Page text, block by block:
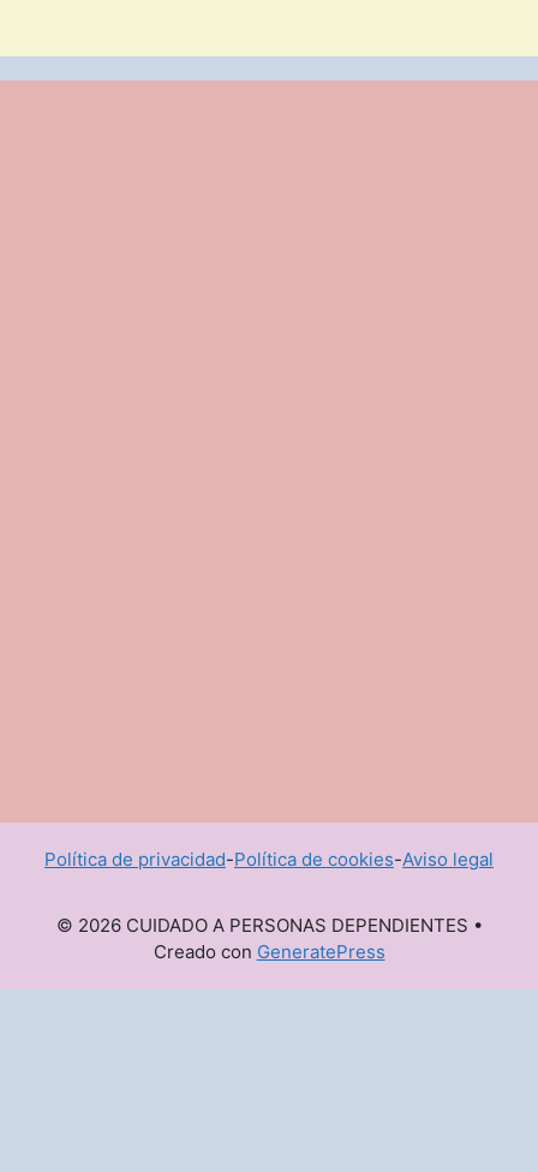
Política de privacidad-Política de cookies-Aviso legal
© 2026 CUIDADO A PERSONAS DEPENDIENTES •
Creado con GeneratePress